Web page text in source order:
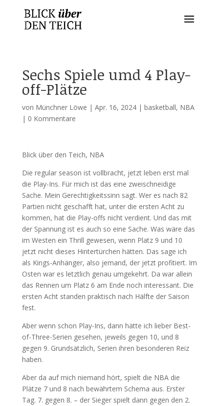
Sechs Spiele umd 4 Play-
off-Plätze
von Münchner Löwe | Apr. 16, 2024| basketball, NBA
| 0 Kommentare
Blick über den Teich, NBA
Die regular season ist vollbracht, jetzt leben erst mal
die Play-Ins. Für mich ist das eine zweischneidige
Sache. Mein Gerechtigkeitssinn sagt. Wer es nach 82
Partien nicht geschafft hat, unter die ersten Acht zu
kommen, hat die Play-offs nicht verdient. Und das mit
der Spannung ist es auch so eine Sache. Was wäre das
im Westen ein Thrill gewesen, wenn Platz 9 und 10
jetzt nicht dieses Hintertürchen hätten. Das sage ich
als Kings-Anhänger, also jemand, der jetzt profitiert. Im
Osten war es letztlich genau umgekehrt. Da war allein
das Rennen um Platz 6 am Ende noch interessant. Die
ersten Acht standen praktisch nach Hälfte der Saison
fest.
Aber wenn schon Play-Ins, dann hätte ich lieber Best-
of-Three-Serien gesehen, jeweils gegen 10, und 8
gegen 9. Grundsätzlich, Serien ihren besonderen Reiz
haben.
Aber da auf mich niemand hört, spielt die NBA die
Plätze 7 und 8 nach bewährtem Schema aus. Erster
Tag. 7. gegen 8. – der Sieger spielt dann gegen den 2.